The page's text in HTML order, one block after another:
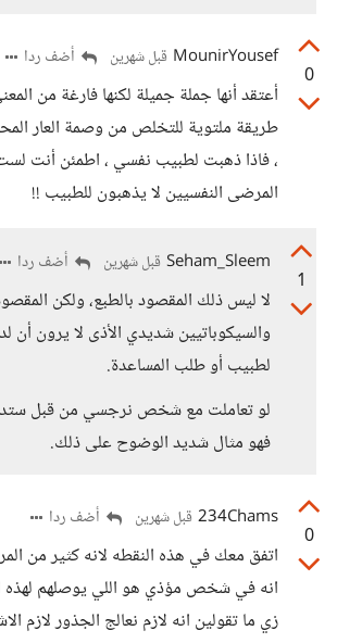
0
MounirYousef قبل شهرين أضف ردا
أعتقد أنها جملة جميلة لكنها فارغة من
طريقة ملتوية للتخلص من وصمة العار
، فاذا ذهبت لطبيب نفسي ، اطمئن أنت
المرضى النفسيين لا يذهبون للطبيب !!
1
Seham_Sleem قبل شهرين أضف ردا
لا ليس ذلك المقصود بالطبع، ولكن
والسيكوباتيين شديدي الأذى لا يرون أن
لطبيب أو طلب المساعدة.
لو تعاملت مع شخص نرجسي من قبل
فهو مثال شديد الوضوح على ذلك.
0
234Chams قبل شهرين أضف ردا
اتفق معك في هذه النقطه لانه كثير من
انه في شخص مؤذي هو اللي يوصلهم لهذه
زي ما تقولين انه لازم نعالج الجذور لازم